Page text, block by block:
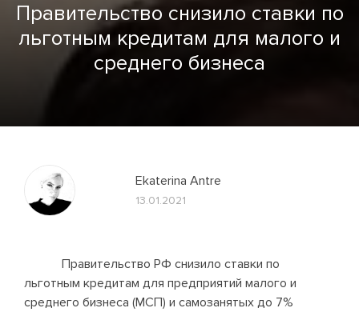
Правительство снизило ставки по
льготным кредитам для малого и
среднего бизнеса
Ekaterina Antre
13.01.2021
Правительство РФ снизило ставки по
льготным кредитам для предприятий малого и
среднего бизнеса (МСП) и самозанятых до 7%